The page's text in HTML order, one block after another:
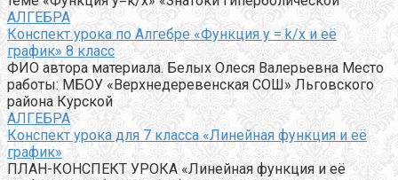
АЛГЕБРА
Конспект урока по Алгебре «Функция y = k/x и её
график» 8 класс
ФИО автора материала. Белых Олеся Валерьевна Место
работы: МБОУ «Верхнедеревенская СОШ» Льговского
района Курской
АЛГЕБРА
Конспект урока для 7 класса «Линейная функция и её
график»
ПЛАН-КОНСПЕКТ УРОКА «Линейная функция и её